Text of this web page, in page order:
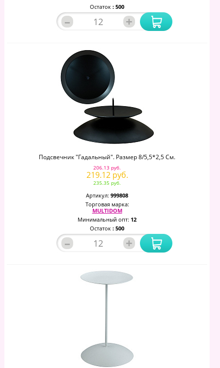
Остаток : 500
– +
Подсвечник "Гадальный". Размер 8/5,5*2,5 См.
206.13 руб.
219.12 руб.
235.35 руб.
Артикул: 999808
Торговая марка:
MULTIDOM
Минимальный опт: 12
Остаток : 500
– +